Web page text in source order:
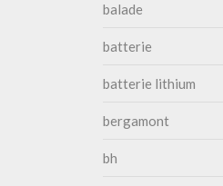
balade
batterie
batterie lithium
bergamont
bh